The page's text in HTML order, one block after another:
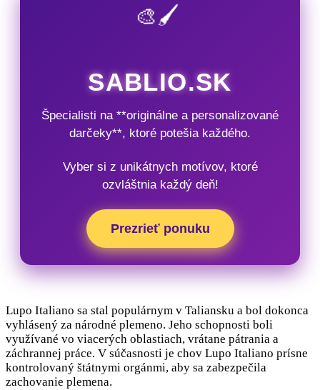
🎨🖌️
SABLIO.SK
Špecialisti na **originálne a personalizované
darčeky**, ktoré potešia každého.
Vyber si z unikátnych motívov, ktoré
ozvláštnia každý deň!
Prezrieť ponuku
Lupo Italiano sa stal populárnym v Taliansku a bol dokonca
vyhlásený za národné plemeno. Jeho schopnosti boli
využívané vo viacerých oblastiach, vrátane pátrania a
záchrannej práce. V súčasnosti je chov Lupo Italiano prísne
kontrolovaný štátnymi orgánmi, aby sa zabezpečila
zachovanie plemena.